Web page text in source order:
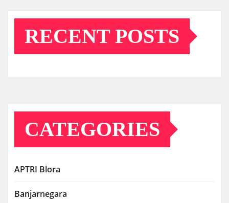
RECENT POSTS
CATEGORIES
APTRI Blora
Banjarnegara